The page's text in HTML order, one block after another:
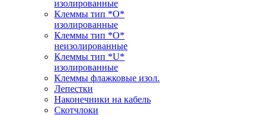
изолированные
Клеммы тип *O*
изолированные
Клеммы тип *O*
неизолированные
Клеммы тип *U*
изолированные
Клеммы флажковые изол.
Лепестки
Наконечники на кабель
Скотчлоки